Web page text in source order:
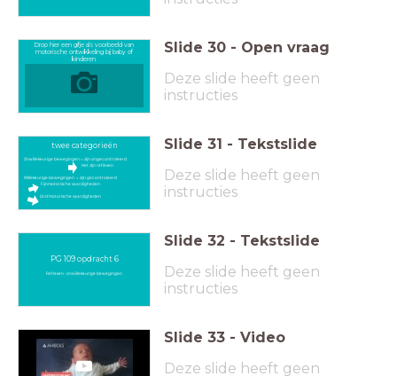
Drop hier een gifje als voorbeeld van
motorische ontwikkeling bij baby of
kinderen
Slide 30 - Open vraag
Deze slide heeft geen
instructies
twee categorieën
Onwillekeurige bewegingen = zijn ongecontroleerd
Het zijn reflexen
Willekeurige bewegingen = zijn gecontroleerd
Fijnmotorische vaardigheden
Grofmotorische vaardigheden
Slide 31 - Tekstslide
Deze slide heeft geen
instructies
PG 109 opdracht 6
Reflexen : onwillekeurige bewegingen
Slide 32 - Tekstslide
Deze slide heeft geen
instructies
Slide 33 - Video
Deze slide heeft geen